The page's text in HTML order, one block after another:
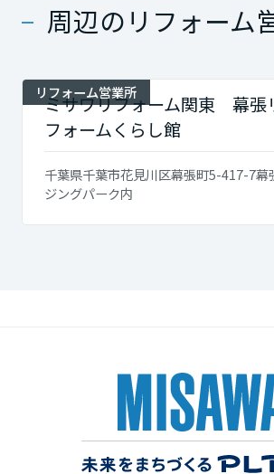
周辺のリフォーム
リフォーム営業所
ミサワリフォーム関東 幕張
フォームくらし館
千葉県千葉市花見川区幕張町5-417-7幕
ジングパーク内